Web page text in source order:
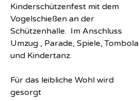
Kinderschützenfest mit dem
Vogelschießen an der
Schützenhalle. Im Anschluss
Umzug , Parade, Spiele, Tombola
und Kindertanz.
Für das leibliche Wohl wird
gesorgt